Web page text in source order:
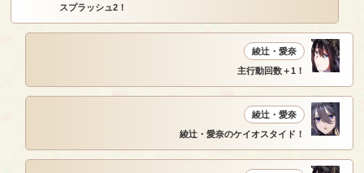
スプラッシュ2！
綾辻・愛奈
主行動回数＋1！
綾辻・愛奈
綾辻・愛奈のケイオスタイド！